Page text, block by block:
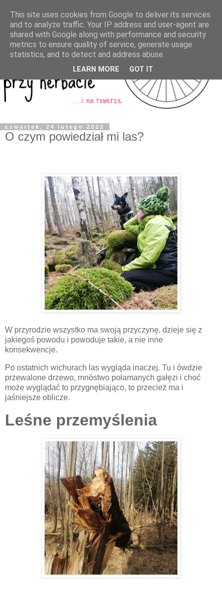
czwartek, 24 lutego 2022
O czym powiedział mi las?
W przyrodzie wszystko ma swoją przyczynę, dzieje się z
jakiegoś powodu i powoduje takie, a nie inne
konsekwencje.
Po ostatnich wichurach las wygląda inaczej. Tu i ówdzie
przewalone drzewo, mnóstwo połamanych gałęzi i choć
może wyglądać to przygnębiająco, to przecież ma i
jaśniejsze oblicze.
Leśne przemyślenia
This site uses cookies from Google to deliver its services
and to analyze traffic. Your IP address and user-agent are
shared with Google along with performance and security
metrics to ensure quality of service, generate usage
statistics, and to detect and address abuse.
LEARN MORE GOT IT